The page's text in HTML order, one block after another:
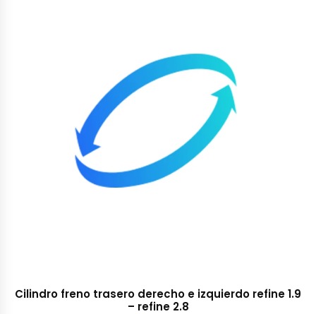
Cilindro freno trasero derecho e izquierdo refine 1.9
– refine 2.8